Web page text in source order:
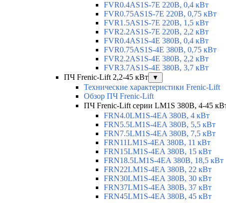
FVR0.4AS1S-7E 220В, 0,4 кВт
FVR0.75AS1S-7E 220В, 0,75 кВт
FVR1.5AS1S-7E 220В, 1,5 кВт
FVR2.2AS1S-7E 220В, 2,2 кВт
FVR0.4AS1S-4E 380В, 0,4 кВт
FVR0.75AS1S-4E 380В, 0,75 кВт
FVR2.2AS1S-4E 380В, 2,2 кВт
FVR3.7AS1S-4E 380В, 3,7 кВт
ПЧ Frenic-Lift 2,2-45 кВт
▼
Технические характеристики Frenic-Lift
Обзор ПЧ Frenic-Lift
ПЧ Frenic-Lift серии LM1S 380В, 4-45
FRN4.0LM1S-4EA 380В, 4 кВт
FRN5.5LM1S-4EA 380В, 5,5 кВт
FRN7.5LM1S-4EA 380В, 7,5 кВт
FRN11LM1S-4EA 380В, 11 кВт
FRN15LM1S-4EA 380В, 15 кВт
FRN18.5LM1S-4EA 380В, 18,5 кВт
FRN22LM1S-4EA 380В, 22 кВт
FRN30LM1S-4EA 380В, 30 кВт
FRN37LM1S-4EA 380В, 37 кВт
FRN45LM1S-4EA 380В, 45 кВт